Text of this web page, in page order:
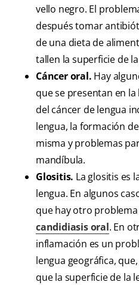
vello negro. El
después tomar
de una dieta de
tallen la superficie de
Cáncer oral. Hay
que se presentan en
del cáncer de lengua
lengua, la formación
misma y problemas
mandíbula.
Glositis. La glositis es
lengua. En algunos
que hay otro
candidiasis oral. En
inflamación es un
lengua geográfica,
que la superficie de la